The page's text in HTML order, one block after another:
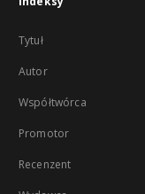
Tytuł
Autor
Współtwórca
Promotor
Recenzent